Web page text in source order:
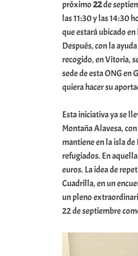
próximo22de
las 11:30 y las 14:30
que estará ubicado
Después, con la
recogido, en Vitoria,
sede de esta ONG en
quiera hacer su
Esta iniciativa ya se
Montaña Alavesa,
mantiene en la isla de
refugiados. En
euros. La idea de
Cuadrilla, en un
un pleno
22 de septiembre